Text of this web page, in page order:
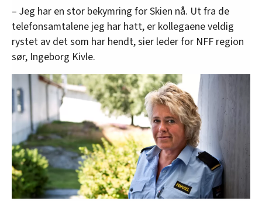
– Jeg har en stor bekymring for Skien nå. Ut fra de
telefonsamtalene jeg har hatt, er kollegaene veldig
rystet av det som har hendt, sier leder for NFF region
sør, Ingeborg Kivle.